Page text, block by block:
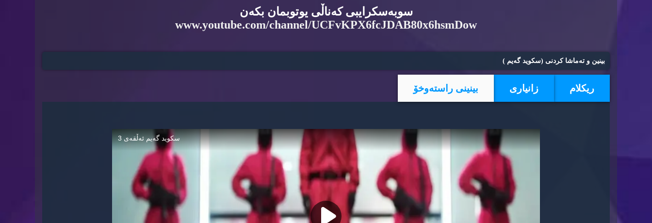
سوبه‌سكرایبی كه‌ناڵی یوتوبمان بكه‌ن
www.youtube.com/channel/UCFvKPX6fcJDAB80x6hsmDow
بینین و ته‌ماشا كردنی (سكوید گه‌یم )
ریكلام زانیاری بینینی راسته‌وخۆ